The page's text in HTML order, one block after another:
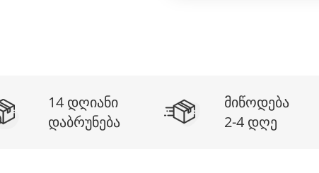
14 დღიანი
დაბრუნება
მიწოდება
2-4 დღე